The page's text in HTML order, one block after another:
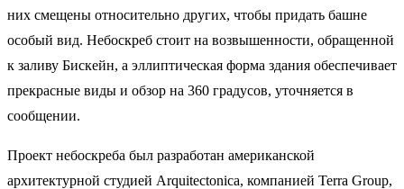
них смещены относительно других, чтобы придать башне
особый вид. Небоскреб стоит на возвышенности, обращенной
к заливу Бискейн, а эллиптическая форма здания обеспечивает
прекрасные виды и обзор на 360 градусов, уточняется в
сообщении.
Проект небоскреба был разработан американской
архитектурной студией Arquitectonica, компанией Terra Group,